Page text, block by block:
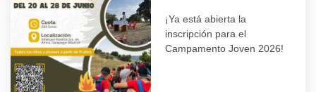
¡Ya está abierta la
inscripción para el
Campamento Joven 2026!